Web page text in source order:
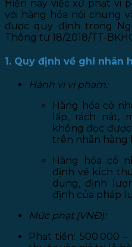
Hiện nay việc xử phạt vi
với hàng hóa nói chung
được quy định trong
Thông tư 18/2018/TT-
1. Quy định về ghi nhãn
Hành vi vi phạm:
Hàng hóa có
lấp, rách nát,
không đọc
trên nhãn hàng
Hàng hóa có
định về kích
dụng, định
định của pháp
Mức phạt (VNĐ):
Phạt tiền: 500.000